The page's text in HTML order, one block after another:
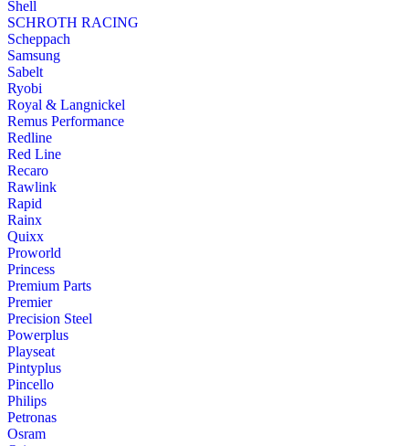
Shell
SCHROTH RACING
Scheppach
Samsung
Sabelt
Ryobi
Royal & Langnickel
Remus Performance
Redline
Red Line
Recaro
Rawlink
Rapid
Rainx
Quixx
Proworld
Princess
Premium Parts
Premier
Precision Steel
Powerplus
Playseat
Pintyplus
Pincello
Philips
Petronas
Osram